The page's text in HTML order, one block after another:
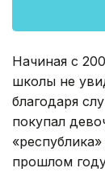
Начиная с
школы не
благодаря
покупал
прошлом